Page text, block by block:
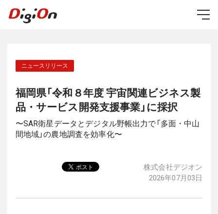
福岡県「令和８年度 宇宙関連ビジネス製
品・サービス開発支援事業」に採択
〜SAR衛星データとデジタル野帳出力で「多面・中山
間地域」の農地調査を効率化〜
株式会社デジオン
2026年07月03日